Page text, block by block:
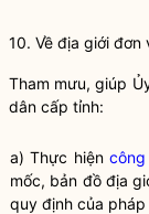
10. Về địa giới đơn
Tham mưu, giúp
dân cấp tỉnh:
a) Thực hiện
mốc, bản đồ địa
quy định của pháp